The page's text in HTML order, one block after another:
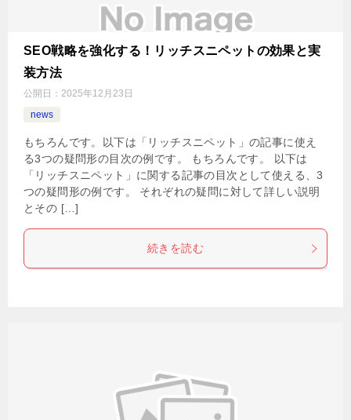
SEO戦略を強化する！リッチスニペットの効果と実
装方法
公開日： 2025年12月23日
news
もちろんです。以下は「リッチスニペット」の記事に使え
る3つの疑問形の目次の例です。 もちろんです。 以下は
「リッチスニペット」に関する記事の目次として使える、3
つの疑問形の例です。 それぞれの疑問に対して詳しい説明
とその […]
続きを読む